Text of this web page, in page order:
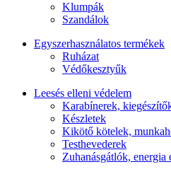
Klumpák
Szandálok
Egyszerhasználatos termékek
Ruházat
Védőkesztyűk
Leesés elleni védelem
Karabínerek,
Készletek
Kikötő kötelek,
Testhevederek
Zuhanásgátlók, energia